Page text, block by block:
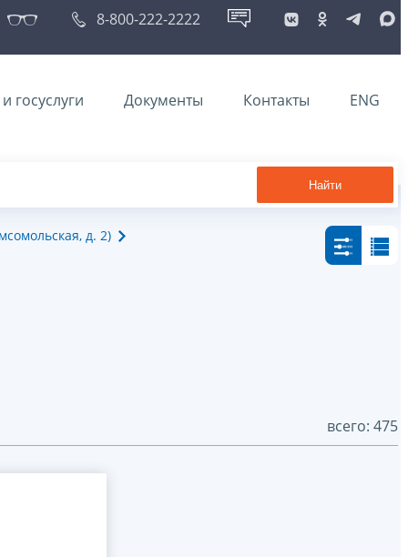
8-800-222-2222
госуслуги Документы Контакты ENG
Найти
д. 2)
всего: 475